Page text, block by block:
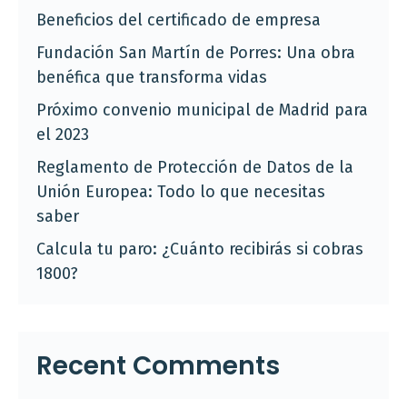
Beneficios del certificado de empresa
Fundación San Martín de Porres: Una obra
benéfica que transforma vidas
Próximo convenio municipal de Madrid para
el 2023
Reglamento de Protección de Datos de la
Unión Europea: Todo lo que necesitas
saber
Calcula tu paro: ¿Cuánto recibirás si cobras
1800?
Recent Comments